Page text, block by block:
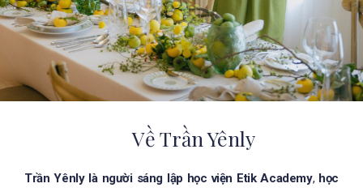
Về Trần Yênly
Trần Yênly là người sáng lập học viện Etik Academy, học